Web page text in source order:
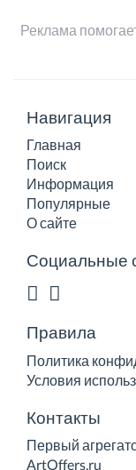
Навигация
Главная
Поиск
Информация
Популярные
О сайте
Социальные
Правила
Политика
Условия
Контакты
Первый
ArtOffers.ru